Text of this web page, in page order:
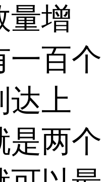
量增
一百个
达上
是两个